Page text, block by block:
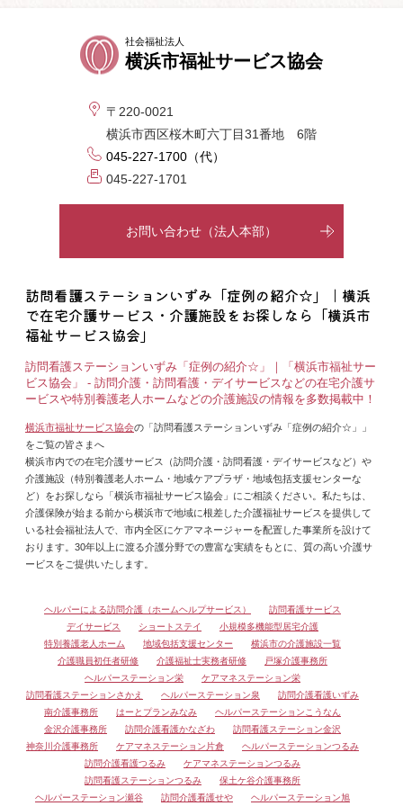
社会福祉法人
横浜市福祉サービス協会
〒220-0021
横浜市西区桜木町六丁目31番地 6階
045-227-1700（代）
045-227-1701
お問い合わせ（法人本部）
訪問看護ステーションいずみ「症例の紹介☆」｜横浜
で在宅介護サービス・介護施設をお探しなら「横浜市
福祉サービス協会」
訪問看護ステーションいずみ「症例の紹介☆」｜「横浜市福祉サー
ビス協会」 - 訪問介護・訪問看護・デイサービスなどの在宅介護サ
ービスや特別養護老人ホームなどの介護施設の情報を多数掲載中！
横浜市福祉サービス協会の「訪問看護ステーションいずみ「症例の紹介☆」」
をご覧の皆さまへ
横浜市内での在宅介護サービス（訪問介護・訪問看護・デイサービスなど）や
介護施設（特別養護老人ホーム・地域ケアプラザ・地域包括支援センターな
ど）をお探しなら「横浜市福祉サービス協会」にご相談ください。私たちは、
介護保険が始まる前から横浜市で地域に根差した介護福祉サービスを提供して
いる社会福祉法人で、市内全区にケアマネージャーを配置した事業所を設けて
おります。30年以上に渡る介護分野での豊富な実績をもとに、質の高い介護サ
ービスをご提供いたします。
ヘルパーによる訪問介護（ホームヘルプサービス）
訪問看護サービス
デイサービス
ショートステイ
小規模多機能型居宅介護
特別養護老人ホーム
地域包括支援センター
横浜市の介護施設一覧
介護職員初任者研修
介護福祉士実務者研修
戸塚介護事務所
ヘルパーステーション栄
ケアマネステーション栄
訪問看護ステーションさかえ
ヘルパーステーション泉
訪問介護看護いずみ
南介護事務所
はーとプランみなみ
ヘルパーステーションこうなん
金沢介護事務所
訪問介護看護かなざわ
訪問看護ステーション金沢
神奈川介護事務所
ケアマネステーション片倉
ヘルパーステーションつるみ
訪問介護看護つるみ
ケアマネステーションつるみ
訪問看護ステーションつるみ
保土ケ谷介護事務所
ヘルパーステーション瀬谷
訪問介護看護せや ヘルパーステーション旭